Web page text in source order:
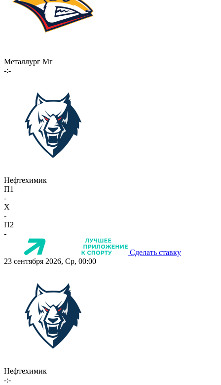
Металлург Мг
-:-
Нефтехимик
П1
-
X
-
П2
-
Сделать ставку
23 сентября 2026, Ср, 00:00
Нефтехимик
-:-